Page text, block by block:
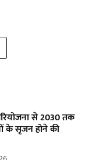
से 2030 तक
के सृजन होने की